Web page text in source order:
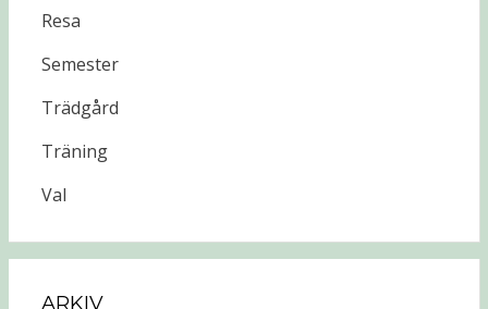
Resa
Semester
Trädgård
Träning
Val
ARKIV